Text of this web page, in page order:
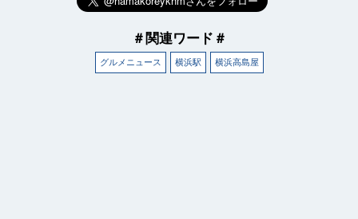
＃関連ワード＃
グルメニュース 横浜駅 横浜高島屋